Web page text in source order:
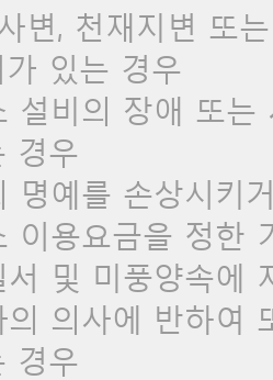
, 천재지변 또는
있는 경우
비의 장애 또는
경우
예를 손상시키
용요금을 정한
및 미풍양속에
의사에 반하여
경우